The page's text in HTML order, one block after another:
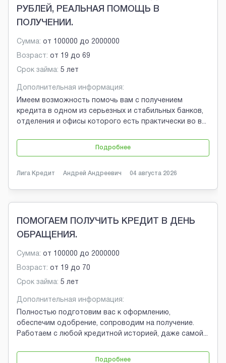
РУБЛЕЙ, РЕАЛЬНАЯ ПОМОЩЬ В
ПОЛУЧЕНИИ.
Сумма: от 100000 до 2000000
Возраст: от 19 до 69
Срок займа: 5 лет
Дополнительная информация:
Имеем возможность помочь вам с получением
кредита в одном из серьезных и стабильных банков,
отделения и офисы которого есть практически во в...
Подробнее
Лига Кредит Андрей Андреевич 04 августа 2026
ПОМОГАЕМ ПОЛУЧИТЬ КРЕДИТ В ДЕНЬ
ОБРАЩЕНИЯ.
Сумма: от 100000 до 2000000
Возраст: от 19 до 70
Срок займа: 5 лет
Дополнительная информация:
Полностью подготовим вас к оформлению,
обеспечим одобрение, сопроводим на получение.
Работаем с любой кредитной историей, даже самой...
Подробнее